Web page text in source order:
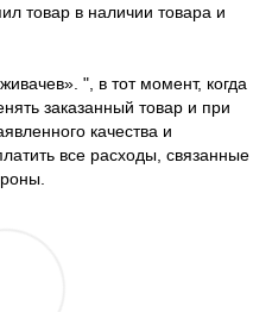
товар в наличии товара и
", в тот момент, когда
заказанный товар и при
качества и
все расходы, связанные